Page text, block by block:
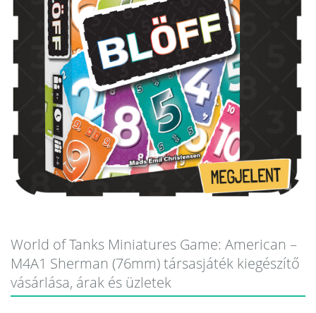
World of Tanks Miniatures Game: American –
M4A1 Sherman (76mm) társasjáték kiegészítő
vásárlása, árak és üzletek